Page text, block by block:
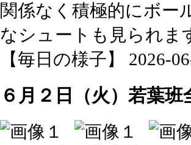
関係なく積極的にボー
なシュートも見られま
【毎日の様子】 2026-
６月２日（火）若葉班